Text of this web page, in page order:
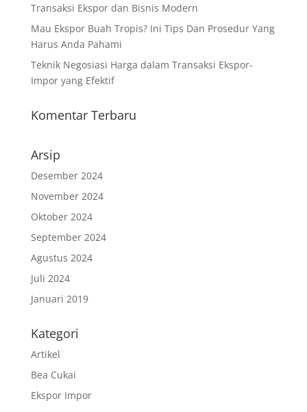
Transaksi Ekspor dan Bisnis Modern
Mau Ekspor Buah Tropis? Ini Tips Dan Prosedur Yang
Harus Anda Pahami
Teknik Negosiasi Harga dalam Transaksi Ekspor-
Impor yang Efektif
Komentar Terbaru
Arsip
Desember 2024
November 2024
Oktober 2024
September 2024
Agustus 2024
Juli 2024
Januari 2019
Kategori
Artikel
Bea Cukai
Ekspor Impor